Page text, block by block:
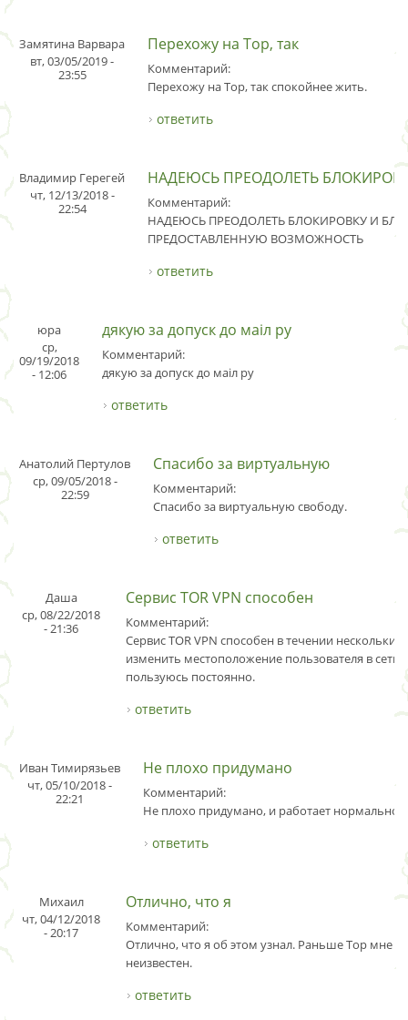
Замятина Варвара
вт, 03/05/2019 -
23:55
Перехожу на Тор, так
Комментарий:
Перехожу на Тор, так спокойнее жить.
ответить
Владимир Герегей
чт, 12/13/2018 -
22:54
НАДЕЮСЬ ПРЕОДОЛЕТЬ
Комментарий:
НАДЕЮСЬ ПРЕОДОЛЕТЬ БЛОКИРОВКУ И
ПРЕДОСТАВЛЕННУЮ ВОЗМОЖНОСТЬ
ответить
юра
ср,
09/19/2018
- 12:06
дякую за допуск до маіл ру
Комментарий:
дякую за допуск до маіл ру
ответить
Анатолий Пертулов
ср, 09/05/2018 -
22:59
Спасибо за виртуальную
Комментарий:
Спасибо за виртуальную свободу.
ответить
Даша
ср, 08/22/2018
- 21:36
Сервис TOR VPN способен
Комментарий:
Сервис TOR VPN способен в течении нескольких
изменить местоположение пользователя в сети.
пользуюсь постоянно.
ответить
Иван Тимирязьев
чт, 05/10/2018 -
22:21
Не плохо придумано
Комментарий:
Не плохо придумано, и работает нормально.
ответить
Михаил
чт, 04/12/2018
- 20:17
Отлично, что я
Комментарий:
Отлично, что я об этом узнал. Раньше Тор мне
неизвестен.
ответить